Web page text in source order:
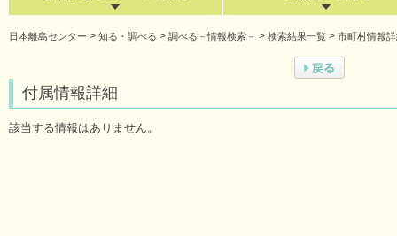
日本離島センター > 知る・調べる > 調べる－情報検索－ > 検索結果一覧 > 市町村情報
付属情報詳細
該当する情報はありません。